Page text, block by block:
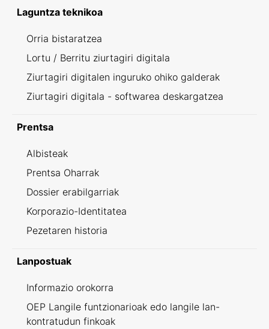
Laguntza teknikoa
Orria bistaratzea
Lortu / Berritu ziurtagiri digitala
Ziurtagiri digitalen inguruko ohiko galderak
Ziurtagiri digitala - softwarea deskargatzea
Prentsa
Albisteak
Prentsa Oharrak
Dossier erabilgarriak
Korporazio-Identitatea
Pezetaren historia
Lanpostuak
Informazio orokorra
OEP Langile funtzionarioak edo langile lan-
kontratudun finkoak